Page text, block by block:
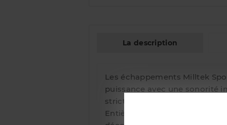
La description
Les échappements Milltek
puissance avec une sonorité
stricts concernant leur
Entièrement fabriqués en